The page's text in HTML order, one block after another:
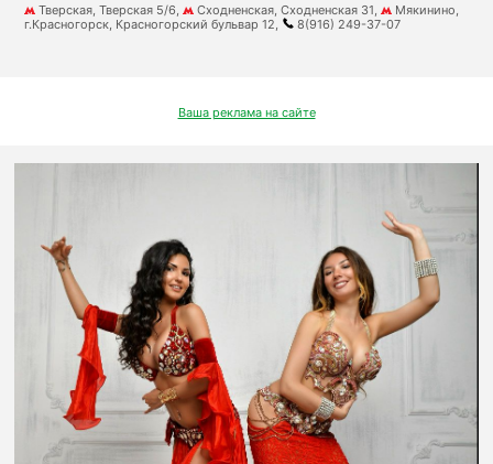
Тверская, Тверская 5/6, Сходненская, Сходненская 31,
Мякинино,
г.Красногорск, Красногорский бульвар 12,
8(916) 249-37-07
Ваша реклама на сайте